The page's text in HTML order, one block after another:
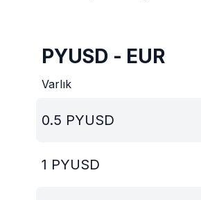
PYUSD - EUR
Varlık
0.5 PYUSD
1 PYUSD